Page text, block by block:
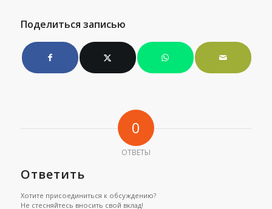
Поделиться записью
0
ОТВЕТЫ
Ответить
Хотите присоединиться к обсуждению?
Не стесняйтесь вносить свой вклад!